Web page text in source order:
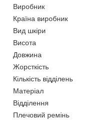
Виробник
Країна виробник
Вид шкіри
Висота
Довжина
Жорсткість
Кількість відділень
Матеріал
Відділення
Плечовий ремінь